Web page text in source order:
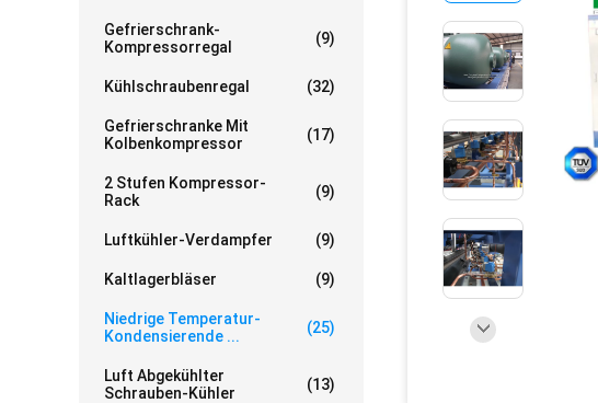
Gefrierschrank-
Kompressorregal
(9)
Kühlschraubenregal (32)
Gefrierschranke Mit
Kolbenkompressor
(17)
2 Stufen Kompressor-
Rack
(9)
Luftkühler-Verdampfer (9)
Kaltlagerbläser (9)
Niedrige Temperatur-
Kondensierende ...
(25)
Luft Abgekühlter
Schrauben-Kühler
(13)